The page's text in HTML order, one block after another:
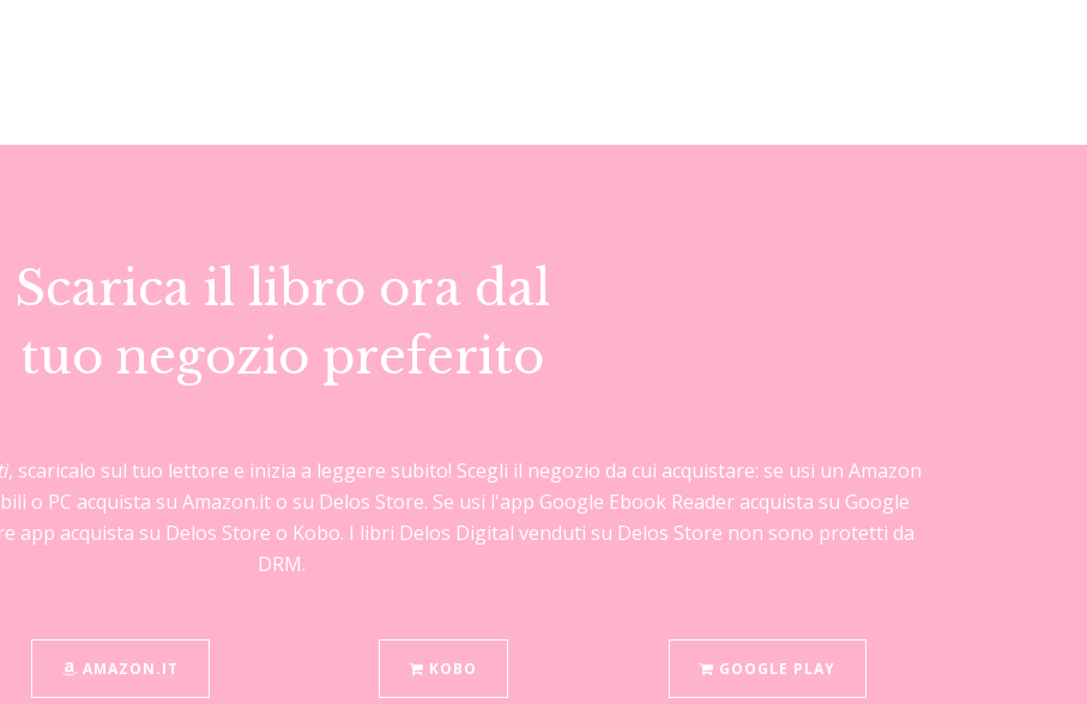
Scarica il libro ora dal
tuo negozio preferito
, scaricalo sul tuo lettore e inizia a leggere subito! Scegli il negozio da cui acquistare: se usi un Amazon
o PC acquista su Amazon.it o su Delos Store. Se usi l'app Google Ebook Reader acquista su Google
app acquista su Delos Store o Kobo. I libri Delos Digital venduti su Delos Store non sono protetti da
DRM.
AMAZON.IT KOBO GOOGLE PLAY